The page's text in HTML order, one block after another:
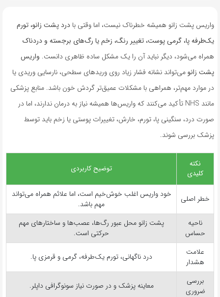
واریس پشت زانو همیشه خطرناک نیست، اما وقتی با درد پشت زانو، تورم
یک‌طرفه پا، گرمی پوست، تغییر رنگ، زخم یا رگ‌های برجسته و دردناک
همراه می‌شود، دیگر نباید آن را یک مشکل ساده ظاهری دانست. واریس
پشت زانومی‌تواند نشانه فشار زیاد روی وریدهای سطحی، نارسایی وریدی یا
در موارد مهم‌تر، همراهی با مشکلات عمیق‌تر گردش خون باشد. منابع پزشکی
مانند NHS تأکید می‌کنند که واریس‌ها همیشه نیاز به درمان ندارند، اما در
صورت درد، سنگینی پا، تورم، خارش، تغییرات پوستی یا زخم باید توسط
پزشک بررسی شوند.
نکته
کلیدی
توضیح کاربردی
خطر اصلی
خود واریس اغلب خوش‌خیم است، اما علائم همراه می‌تواند
مهم باشد.
ناحیه
حساس
پشت زانو محل عبور رگ‌ها، عصب‌ها و ساختارهای مهم
حرکتی است.
علامت
هشدار
درد ناگهانی، تورم یک‌طرفه، گرمی و قرمزی پا.
بررسی
ضروری
معاینه پزشک و در صورت نیاز سونوگرافی داپلر.